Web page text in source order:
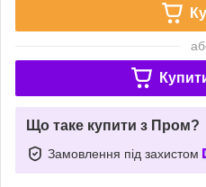
Що таке купити з Пром?
Замовлення під захистом